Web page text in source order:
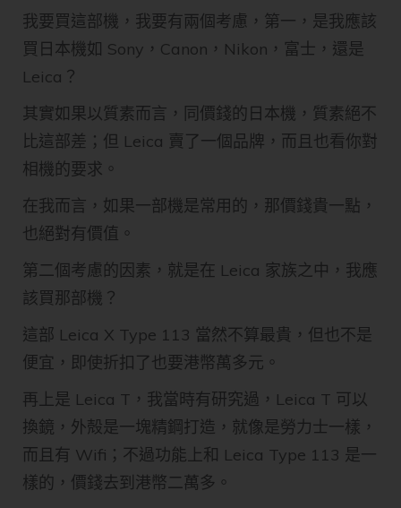
我要買這部機，我要有兩個考慮，第一，是我應該
買日本機如 Sony，Canon，Nikon，富士，還是
Leica？
其實如果以質素而言，同價錢的日本機，質素絕不
比這部差；但 Leica 賣了一個品牌，而且也看你對
相機的要求。
在我而言，如果一部機是常用的，那價錢貴一點，
也絕對有價值。
第二個考慮的因素，就是在 Leica 家族之中，我應
該買那部機？
這部 Leica X Type 113 當然不算最貴，但也不是
便宜，即使折扣了也要港幣萬多元。
再上是 Leica T，我當時有研究過，Leica T 可以
換鏡，外殻是一塊精鋼打造，就像是勞力士一樣，
而且有 Wifi；不過功能上和 Leica Type 113 是一
樣的，價錢去到港幣二萬多。